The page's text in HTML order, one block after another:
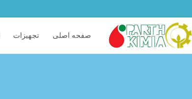
صفحه اصلی تجهیزات